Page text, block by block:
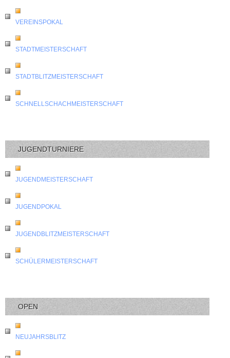
VEREINSPOKAL
STADTMEISTERSCHAFT
STADTBLITZMEISTERSCHAFT
SCHNELLSCHACHMEISTERSCHAFT
JUGENDTURNIERE
JUGENDMEISTERSCHAFT
JUGENDPOKAL
JUGENDBLITZMEISTERSCHAFT
SCHÜLERMEISTERSCHAFT
OPEN
NEUJAHRSBLITZ